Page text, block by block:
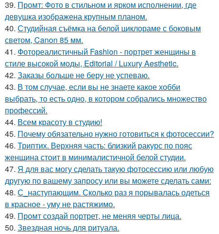
39. Промт: Фото в стильном и ярком исполнении, где
девушка изображена крупным планом.
40. Студийная съёмка на белой циклораме с боковым
светом, Canon 85 мм.
41. Фотореалистичный Fashion - портрет женщины в
стиле высокой моды, Editorial / Luxury Aesthetic.
42. Заказы больше не беру не успеваю.
43. В том случае, если вы не знаете какое хобби
выбрать, то есть одно, в котором собрались множество
профессий.
44. Всем красоту в студию!
45. Почему обязательно нужно готовиться к фотосессии?
46. Триптих. Верхняя часть: близкий ракурс по пояс
женщина стоит в минималистичной белой студии.
47. Я для вас могу сделать такую фотосессию или любую
другую по вашему запросу или вы можете сделать сами:
48. С_наступающим. Сколько раз я порывалась одеться
в красное - уму не растяжимо.
49. Промт создай портрет, не меняя черты лица.
50. Звездная ночь для ритуала.